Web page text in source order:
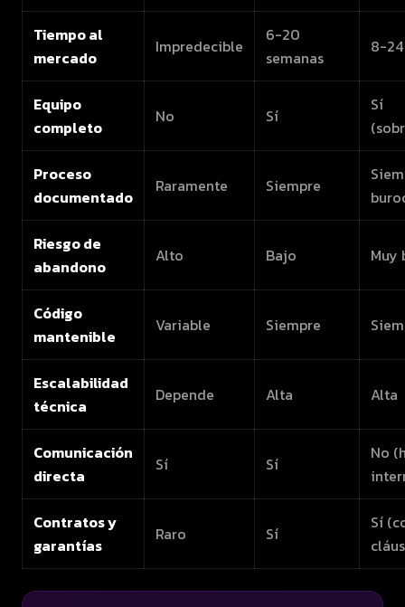
Tiempo al
mercado
Impredecible
6-20
semanas
8-
Equipo
completo
No Sí
Sí
Proceso
documentado
Raramente Siempre
Riesgo de
abandono
Alto Bajo Muy
Código
mantenible
Variable Siempre
Escalabilidad
técnica
Depende Alta Alta
Comunicación
directa
Sí Sí
No
Contratos y
garantías
Raro Sí
Sí